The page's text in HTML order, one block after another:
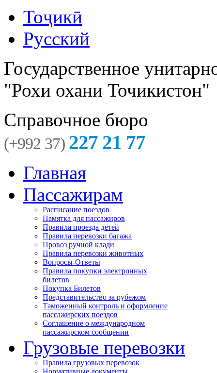
Тоҷикӣ
Русский
Государственное
"Рохи охани Точикистон"
Справочное бюро
(+992 37) 227 21 77
Главная
Пассажирам
Расписание поездов
Памятка для пассажиров
Правила проезда детей
Правила перевозки багажа
Провоз ручной клади
Правила перевозки животных
Вопросы-Ответы
Правила покупки электронных
билетов
Покупка Билетов
Представительство за рубежом
Таможенный контроль и оформление
пассажирских поездов
Соглашение о международном
пассажирском сообщении
Грузовые перевозки
Правила грузовых перевозок
Нормативные документы